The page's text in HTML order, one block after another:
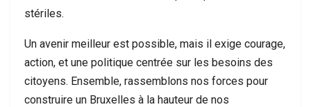
stériles.
Un avenir meilleur est possible, mais il exige courage,
action, et une politique centrée sur les besoins des
citoyens. Ensemble, rassemblons nos forces pour
construire un Bruxelles à la hauteur de nos